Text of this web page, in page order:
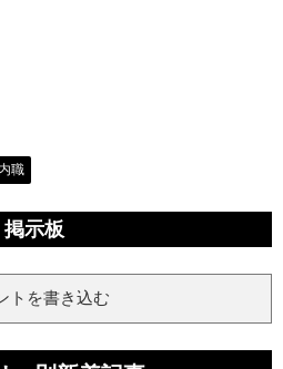
内職
掲示板
トを書き込む